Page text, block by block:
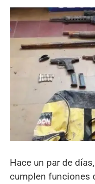
Hace un par de
cumplen funciones